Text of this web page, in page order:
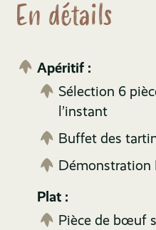
En détails
Apéritif :
Sélection 6
l’instant
Buffet des
Démonstration
Plat :
Pièce de bœuf